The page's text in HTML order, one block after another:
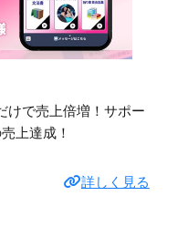
けで売上倍増！サポー
上達成！
詳しく見る